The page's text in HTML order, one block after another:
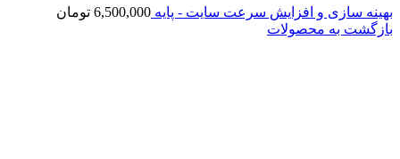
بهینه سازی و افزایش سرعت سایت - پایه 6,500,000 تومان
بازگشت به محصولات